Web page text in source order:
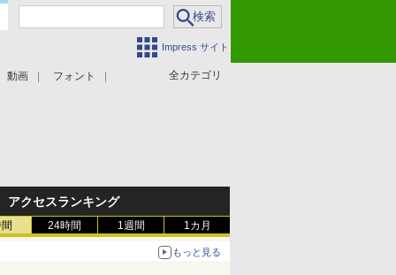
Impress サイト
全カテゴリ
動画 フォント
アクセスランキング
24時間 1週間 1カ月
もっと見る